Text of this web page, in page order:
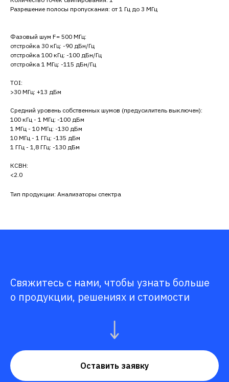
Разрешение полосы пропускания: от 1 Гц до 3 МГц
Фазовый шум F= 500 МГц:
отстройка 30 кГц: -90 дБн/Гц
отстройка 100 кГц: -100 дБн/Гц
отстройка 1 МГц: -115 дБн/Гц
TOI:
>30 МГц: +13 дБм
Средний уровень собственных шумов (предусилитель выключен):
100 кГц - 1 МГц: -100 дБм
1 МГц - 10 МГц: -130 дБм
10 МГц - 1 ГГц: -135 дБм
1 ГГц - 1,8 ГГц: -130 дБм
КСВН:
<2.0
Тип продукции: Анализаторы спектра
Свяжитесь с нами, чтобы узнать больше
о продукции, решениях и стоимости
Оставить заявку